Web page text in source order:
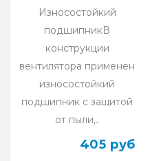
Износостойкий
подшипникВ
конструкции
вентилятора применен
износостойкий
подшипник с защитой
от пыли,..
405 руб